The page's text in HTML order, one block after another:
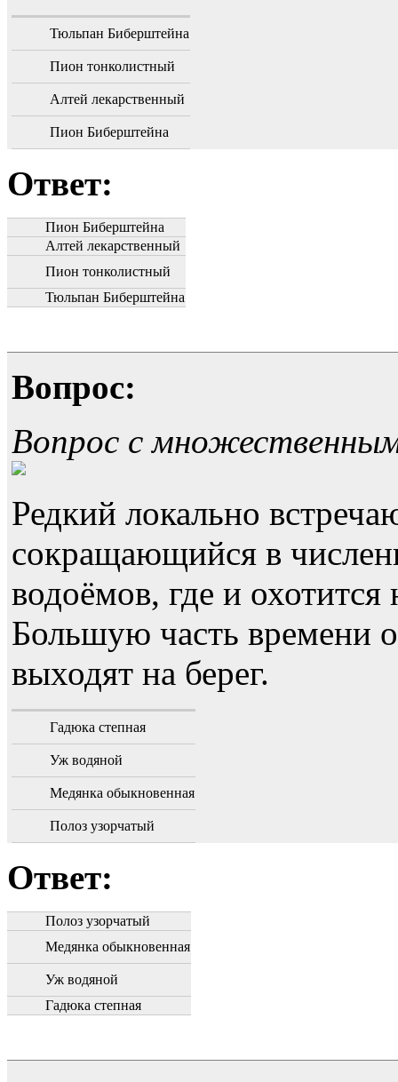
Тюльпан Биберштейна
Пион тонколистный
Алтей лекарственный
Пион Биберштейна
Ответ:
Пион Биберштейна
Алтей лекарственный
Пион тонколистный
Тюльпан Биберштейна
Вопрос:
Вопрос с
Редкий локально
сокращающийся в
водоёмов, где и
Большую часть времени
выходят на берег.
Гадюка степная
Уж водяной
Медянка обыкновенная
Полоз узорчатый
Ответ:
Полоз узорчатый
Медянка обыкновенная
Уж водяной
Гадюка степная